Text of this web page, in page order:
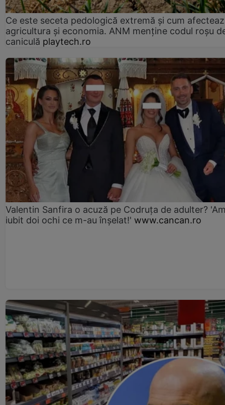
Ce este seceta pedologică extremă și cum
agricultura și economia. ANM menține codul roșu
caniculă playtech.ro
Valentin Sanfira o acuză pe Codruța de adulter?
iubit doi ochi ce m-au înșelat!' www.cancan.ro